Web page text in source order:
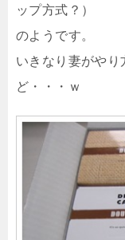
ップ方式？）
のようです。
いきなり妻がや
ど・・・ｗ